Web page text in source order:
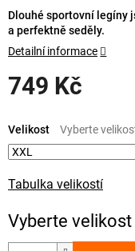
749 Kč
cena:
Tabulka velikostí
Velikost
Dlouhé sportovní legíny
a perfektně seděly.
Detailní informace